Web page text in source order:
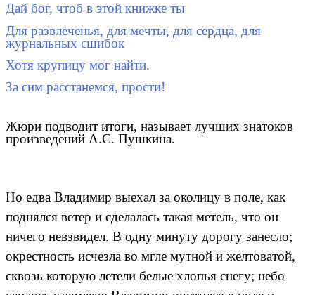
Дай бог, чтоб в этой книжке ты
Для развлеченья, для мечты, для сердца, для
журнальных сшибок
Хотя крупицу мог найти.
За сим расстанемся, прости!
Жюри подводит итоги, называет лучших знатоков
произведений А.С. Пушкина.
Но едва Владимир выехал за околицу в поле, как
поднялся ветер и сделалась такая метель, что он
ничего невзвидел. В одну минуту дорогу занесло;
окрестность исчезла во мгле мутной и желтоватой,
сквозь которую летели белые хлопья снегу; небо